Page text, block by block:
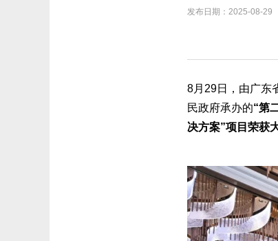
发布日期：2025-08-29
8月29日，由广东
民政府承办的“第
决方案”项目荣获